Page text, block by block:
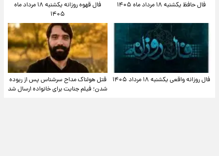
فال حافظ یکشنبه ۱۸ مرداد ماه ۱۴۰۵
فال قهوه روزانه یکشنبه ۱۸ مرداد ماه
۱۴۰۵
فال روزانه واقعی یکشنبه ۱۸ مرداد ۱۴۰۵
قتل هولناک مداح سرشناس پس از ربوده
شدن؛ فیلم جنایت برای خانواده ارسال شد